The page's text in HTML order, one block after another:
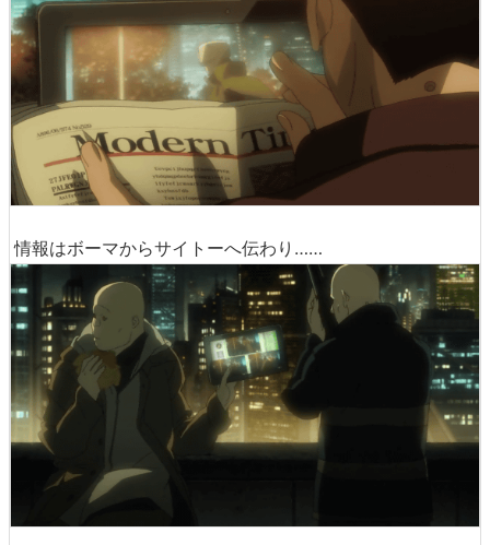
情報はボーマからサイトーへ伝わり……